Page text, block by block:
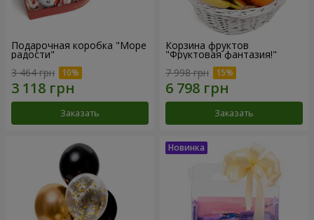
Подарочная коробка "Море
радости"
3 464 грн
Заказать
Корзина фруктов
"Фруктовая фантазия!"
7 998 грн
Заказать